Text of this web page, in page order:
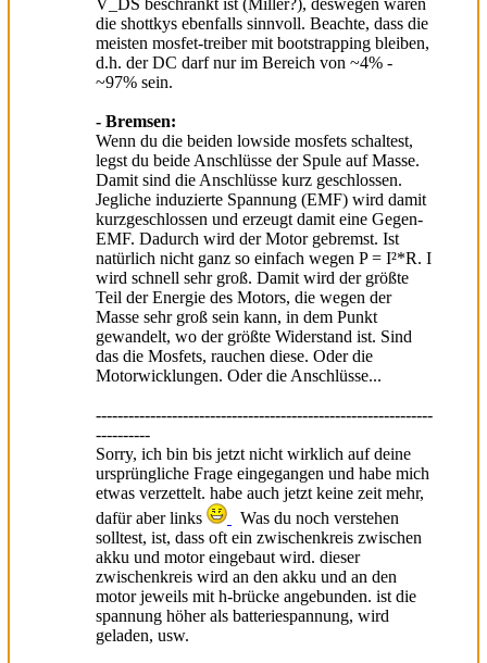
die shottkys ebenfalls sinnvoll. Beachte, dass die
meisten mosfet-treiber mit bootstrapping bleiben,
d.h. der DC darf nur im Bereich von ~4% -
~97% sein.
- Bremsen:
Wenn du die beiden lowside mosfets schaltest,
legst du beide Anschlüsse der Spule auf Masse.
Damit sind die Anschlüsse kurz geschlossen.
Jegliche induzierte Spannung (EMF) wird damit
kurzgeschlossen und erzeugt damit eine Gegen-
EMF. Dadurch wird der Motor gebremst. Ist
natürlich nicht ganz so einfach wegen P = I²*R. I
wird schnell sehr groß. Damit wird der größte
Teil der Energie des Motors, die wegen der
Masse sehr groß sein kann, in dem Punkt
gewandelt, wo der größte Widerstand ist. Sind
das die Mosfets, rauchen diese. Oder die
Motorwicklungen. Oder die Anschlüsse...
--------------------------------------------------------------
----------
Sorry, ich bin bis jetzt nicht wirklich auf deine
ursprüngliche Frage eingegangen und habe mich
etwas verzettelt. habe auch jetzt keine zeit mehr,
dafür aber links
Was du noch verstehen
solltest, ist, dass oft ein zwischenkreis zwischen
akku und motor eingebaut wird. dieser
zwischenkreis wird an den akku und an den
motor jeweils mit h-brücke angebunden. ist die
spannung höher als batteriespannung, wird
geladen, usw.